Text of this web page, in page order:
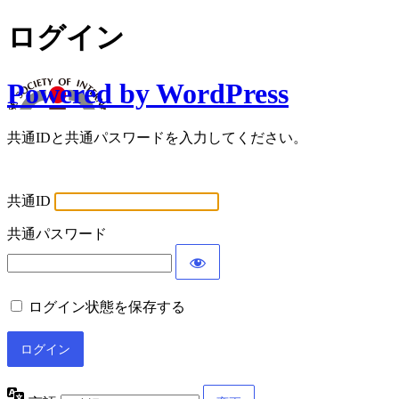
ログイン
Powered by WordPress
共通IDと共通パスワードを入力してください。
共通ID
共通パスワード
ログイン状態を保存する